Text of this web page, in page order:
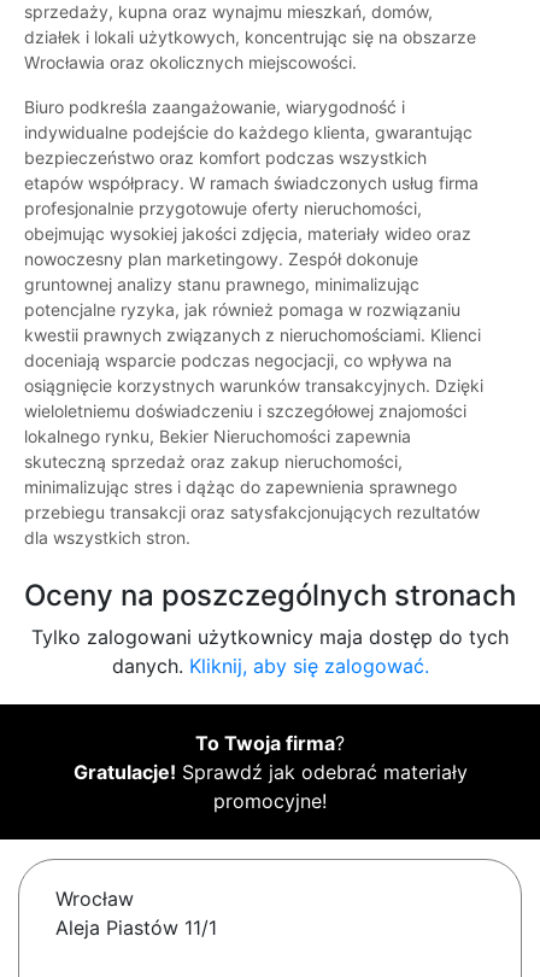
sprzedaży, kupna oraz wynajmu mieszkań, domów,
działek i lokali użytkowych, koncentrując się na obszarze
Wrocławia oraz okolicznych miejscowości.
Biuro podkreśla zaangażowanie, wiarygodność i
indywidualne podejście do każdego klienta, gwarantując
bezpieczeństwo oraz komfort podczas wszystkich
etapów współpracy. W ramach świadczonych usług firma
profesjonalnie przygotowuje oferty nieruchomości,
obejmując wysokiej jakości zdjęcia, materiały wideo oraz
nowoczesny plan marketingowy. Zespół dokonuje
gruntownej analizy stanu prawnego, minimalizując
potencjalne ryzyka, jak również pomaga w rozwiązaniu
kwestii prawnych związanych z nieruchomościami. Klienci
doceniają wsparcie podczas negocjacji, co wpływa na
osiągnięcie korzystnych warunków transakcyjnych. Dzięki
wieloletniemu doświadczeniu i szczegółowej znajomości
lokalnego rynku, Bekier Nieruchomości zapewnia
skuteczną sprzedaż oraz zakup nieruchomości,
minimalizując stres i dążąc do zapewnienia sprawnego
przebiegu transakcji oraz satysfakcjonujących rezultatów
dla wszystkich stron.
Oceny na poszczególnych stronach
Tylko zalogowani użytkownicy maja dostęp do tych
danych. Kliknij, aby się zalogować.
To Twoja firma?
Gratulacje! Sprawdź jak odebrać materiały
promocyjne!
Wrocław
Aleja Piastów 11/1